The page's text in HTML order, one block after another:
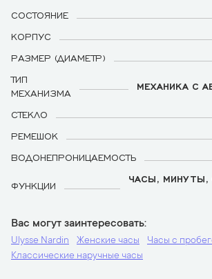
СОСТОЯНИЕ
КОРПУС
РАЗМЕР (ДИАМЕТР)
ТИП
МЕХАНИЗМА
МЕХАНИКА С
СТЕКЛО
РЕМЕШОК
ВОДОНЕПРОНИЦАЕМОСТЬ
ФУНКЦИИ
ЧАСЫ, МИНУТЫ,
Вас могут заинтересовать
Ulysse Nardin Женские часы
Часы с
Классические наручные часы